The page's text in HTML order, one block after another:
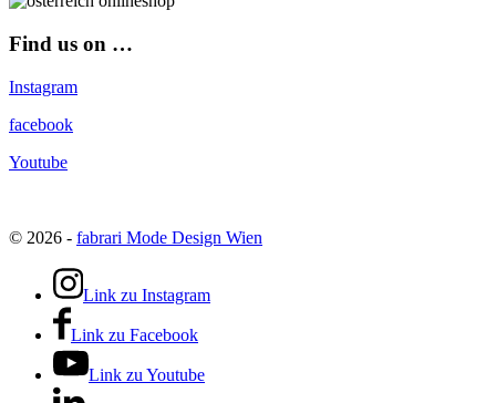
Find us on …
Instagram
facebook
Youtube
© 2026 - fabrari Mode Design Wien
Link zu Instagram
Link zu Facebook
Link zu Youtube